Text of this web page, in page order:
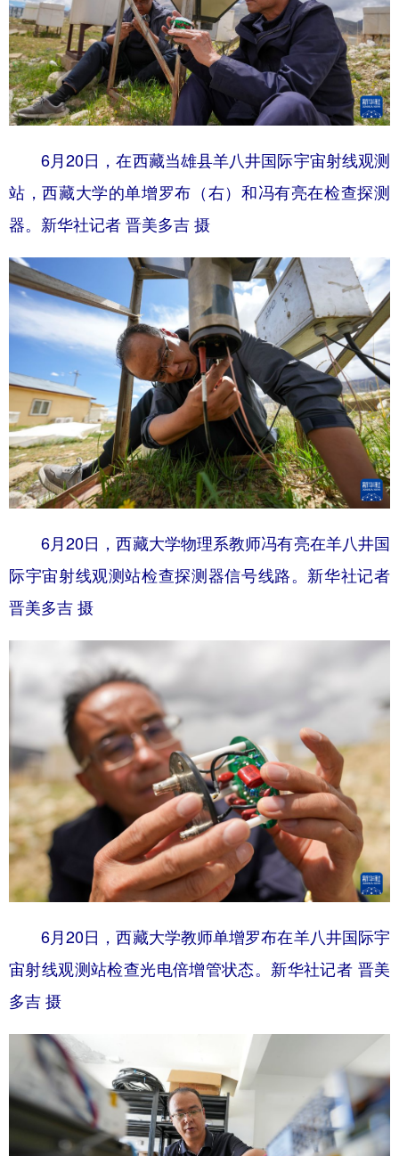
6月20日，在西藏当雄县羊八井国际宇宙射线观测
站，西藏大学的单增罗布（右）和冯有亮在检查探测
器。新华社记者 晋美多吉 摄
6月20日，西藏大学物理系教师冯有亮在羊八井国
际宇宙射线观测站检查探测器信号线路。新华社记者
晋美多吉 摄
6月20日，西藏大学教师单增罗布在羊八井国际宇
宙射线观测站检查光电倍增管状态。新华社记者 晋美
多吉 摄